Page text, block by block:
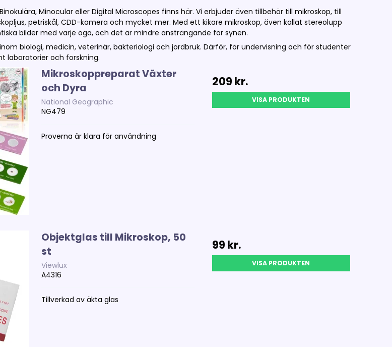
Minocular eller Digital Microscopes finns här. Vi erbjuder även tillbehör till mikroskop, till
petriskål, CDD-kamera och mycket mer. Med ett kikare mikroskop, även kallat stereolupp
bilder med varje öga, och det är mindre ansträngande för synen.
biologi, medicin, veterinär, bakteriologi och jordbruk. Därför, för undervisning och för studenter
laboratorier och forskning.
Mikroskoppreparat Växter
och Dyra
National Geographic
NG479
Proverna är klara för användning
209 kr.
VISA PRODUKTEN
Objektglas till Mikroskop, 50
st
Viewlux
A4316
Tillverkad av äkta glas
99 kr.
VISA PRODUKTEN